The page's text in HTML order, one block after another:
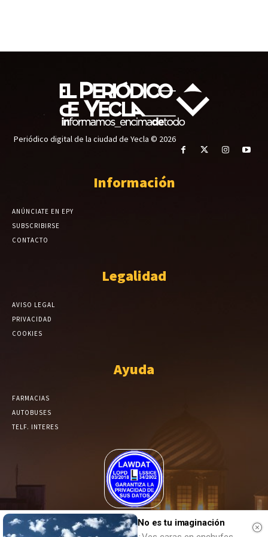
Periódico digital de la ciudad de Yecla © 2026
Información
ANÚNCIATE EN EPY
SUBSCRIBIRSE
CONTACTO
Legalidad
AVISO LEGAL
PRIVACIDAD
COOKIES
Ayuda
FARMACIAS
AUTOBUSES
TELF. INTERES
El Periódico de Yecla alcanza un grado más de compromiso en el
tratamiento de sus datos.
No es tu imaginación